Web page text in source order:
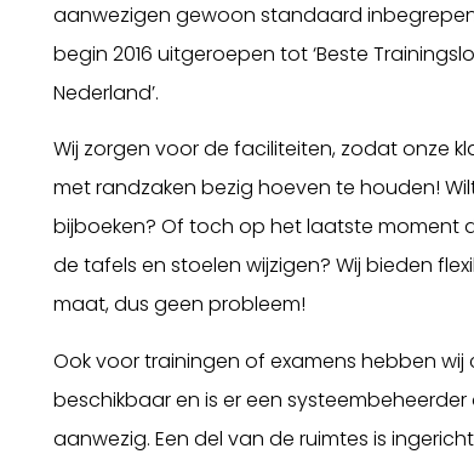
aanwezigen gewoon standaard
begin 2016 uitgeroepen tot ‘Beste
Nederland’.
Wij zorgen voor de faciliteiten, zodat onze
met randzaken bezig hoeven te houden!
bijboeken? Of toch op het laatste moment
de tafels en stoelen wijzigen? Wij bieden
maat, dus geen probleem!
Ook voor trainingen of examens hebben wij
beschikbaar en is er een
aanwezig. Een del van de ruimtes is